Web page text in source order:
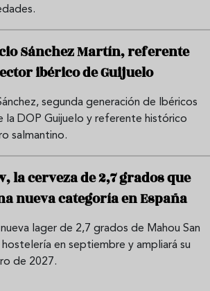
Sánchez Martín, referente
ibérico de Guijuelo
segunda generación de Ibéricos
la DOP Guijuelo y referente histórico
salmantino.
la cerveza de 2,7 grados que
nueva categoría en España
lager de 2,7 grados de Mahou San
en septiembre y ampliará su
de 2027.